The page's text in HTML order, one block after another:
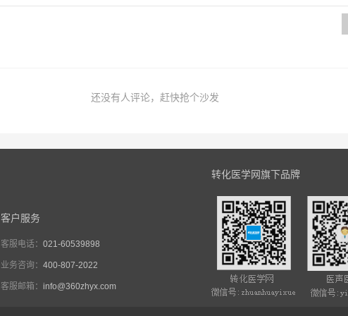
还没有人评论，赶快抢个沙发
客户服务
客服电话： 021-60539898
业务咨询： 400-807-2022
客服邮箱： info@360zhyx.com
转化医学网旗下品牌